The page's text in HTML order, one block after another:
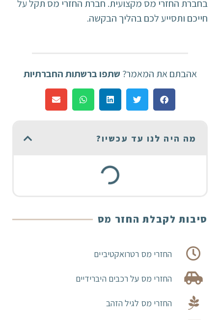
בחברת החזרי מס מקצועית. חברת החזרי מס תקל על
חייכם ותסייע לכם בהליך הבקשה.
אהבתם את המאמר? שתפו ברשתות החברתיות
מה היה לנו עד עכשיו?
סיבות לקבלת החזר מס
החזרי מס רטרואקטיביים
החזרי מס על רכבים היברידיים
החזרי מס לגיל הזהב